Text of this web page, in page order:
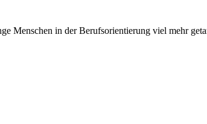
Menschen in der Berufsorientierung viel mehr